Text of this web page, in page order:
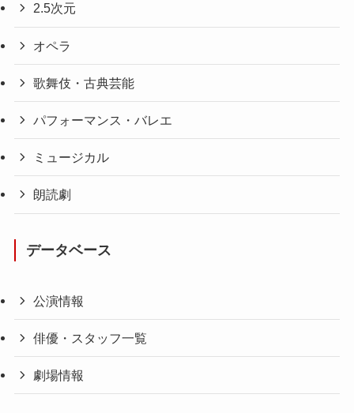
2.5次元
オペラ
歌舞伎・古典芸能
パフォーマンス・バレエ
ミュージカル
朗読劇
データベース
公演情報
俳優・スタッフ一覧
劇場情報